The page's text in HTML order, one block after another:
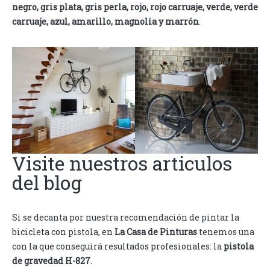
negro, gris plata, gris perla, rojo, rojo carruaje, verde, verde
carruaje, azul, amarillo, magnolia y marrón.
Visite nuestros articulos
del blog
Si se decanta por nuestra recomendación de pintar la
bicicleta con pistola, en La Casa de Pinturas tenemos una
con la que conseguirá resultados profesionales: la pistola
de gravedad H-827.